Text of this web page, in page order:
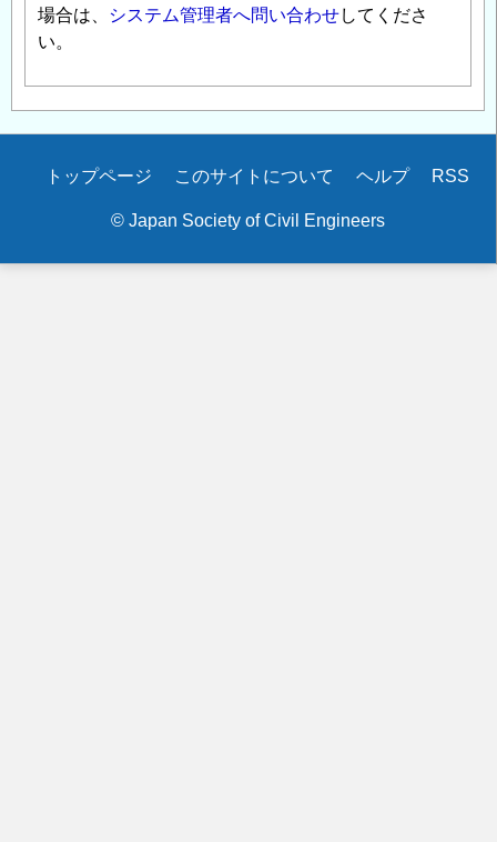
場合は、
システム管理者へ問い合わせしてくださ
い。
Secondary
トップページ このサイトについて ヘルプ RSS
© Japan Society of Civil Engineers